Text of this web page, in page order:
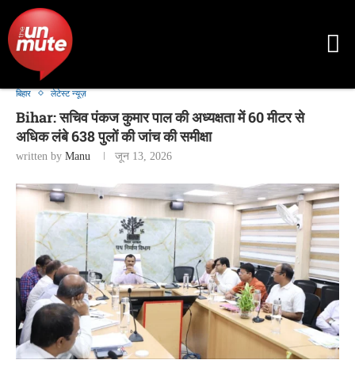
बिहार लेटेस्ट न्यूज़
Bihar: सचिव पंकज कुमार पाल की अध्यक्षता में 60 मीटर से
अधिक लंबे 638 पुलों की जांच की समीक्षा
written by Manu जून 13, 2026